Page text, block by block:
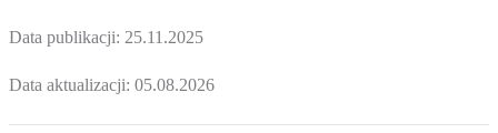
Data publikacji: 25.11.2025
Data aktualizacji: 05.08.2026